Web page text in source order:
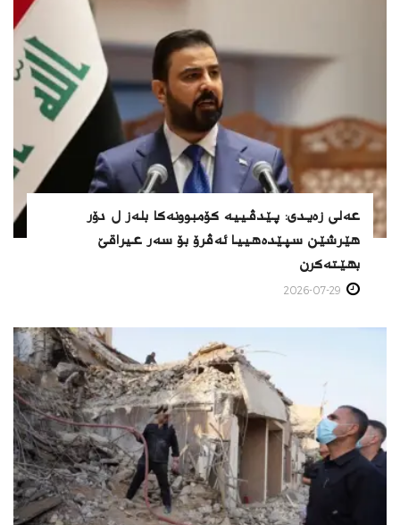
عەلی زەیدی: پێدڤییه‌ كۆمبوونه‌كا بله‌ز ل دۆر
هێرشێن سپێدەهییا ئه‌ڤرۆ بۆ سەر عیراقێ
بهێته‌كرن
Xani News
To install tap
and choose
Add to Home Screen